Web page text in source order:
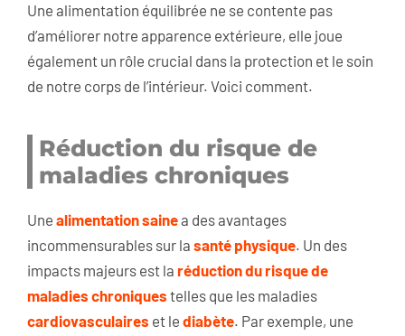
Une alimentation équilibrée ne se contente pas
d’améliorer notre apparence extérieure, elle joue
également un rôle crucial dans la protection et le soin
de notre corps de l’intérieur. Voici comment.
Réduction du risque de
maladies chroniques
Une alimentation sainea des avantages
incommensurables sur la santé physique. Un des
impacts majeurs est la réduction du risque de
maladies chroniques telles que les maladies
cardiovasculaires et le diabète. Par exemple, une